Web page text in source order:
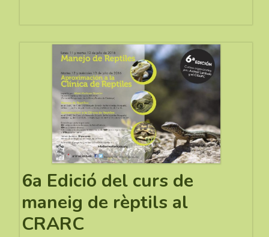
6a Edició del curs de
maneig de rèptils al
CRARC